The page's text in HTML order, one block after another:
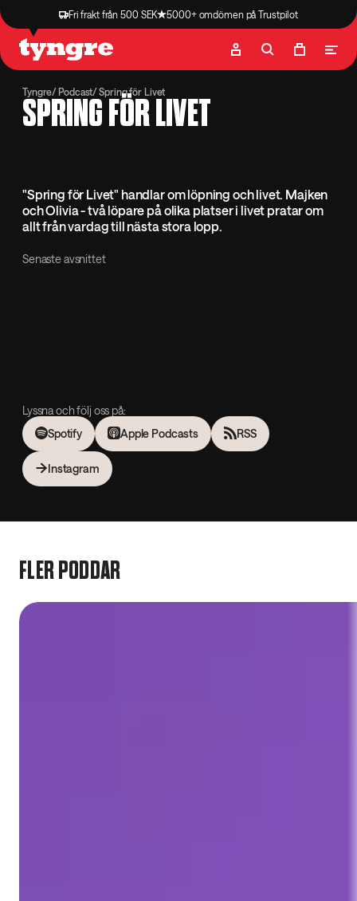
Fri frakt från 500 SEK 5000+ omdömen på Trustpilot
Butik Recept
Tyngre Podcast Spring för Livet
SPRING FÖR LIVET
"Spring för Livet" handlar om löpning och livet. Majken
och Olivia - två löpare på olika platser i livet pratar om
allt från vardag till nästa stora lopp.
Senaste avsnittet
Lyssna och följ oss på:
Spotify
Apple Podcasts RSS
Instagram
FLER PODDAR